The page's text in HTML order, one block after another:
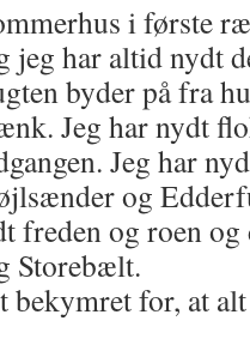
i første
jeg har altid nydt
byder på fra
Jeg har nydt
Jeg har
og
freden og roen
Storebælt.
bekymret for, at